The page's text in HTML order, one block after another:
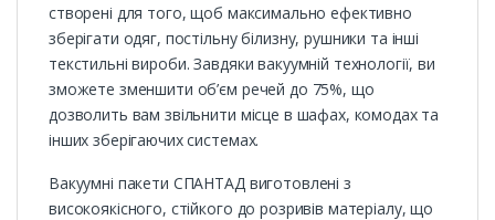
створені для того, щоб максимально ефективно
зберігати одяг, постільну білизну, рушники та інші
текстильні вироби. Завдяки вакуумній технології, ви
зможете зменшити об’єм речей до 75%, що
дозволить вам звільнити місце в шафах, комодах та
інших зберігаючих системах.
Вакуумні пакети СПАНТАД виготовлені з
високоякісного, стійкого до розривів матеріалу, що